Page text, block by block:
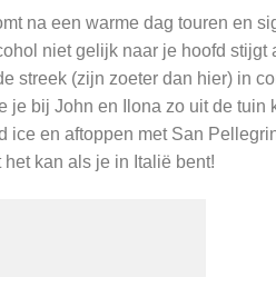
na een warme dag touren en
niet gelijk naar je hoofd stijgt
streek (zijn zoeter dan hier) in
bij John en Ilona zo uit de tuin
ice en aftoppen met San
kan als je in Italië bent!